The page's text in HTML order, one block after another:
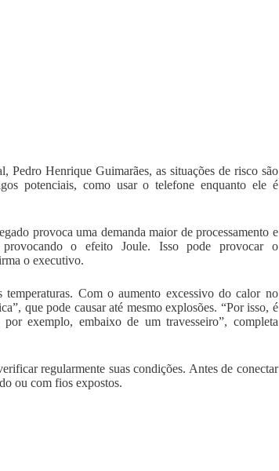
Henrique Guimarães, as situações de risco são
potenciais, como usar o telefone enquanto ele é
provoca uma demanda maior de processamento e
o efeito Joule. Isso pode provocar o
o executivo.
Com o aumento excessivo do calor no
que pode causar até mesmo explosões. “Por isso, é
exemplo, embaixo de um travesseiro”, completa
regularmente suas condições. Antes de conectar
ou com fios expostos.